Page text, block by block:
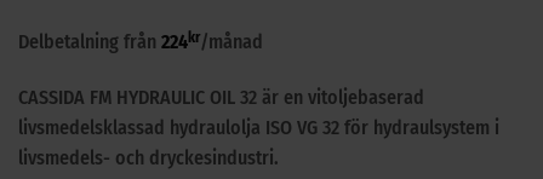
Delbetalning från 224 kr/månad
CASSIDA FM HYDRAULIC OIL 32 är en vitoljebaserad
livsmedelsklassad hydraulolja ISO VG 32 för hydraulsystem i
livsmedels- och dryckesindustri.